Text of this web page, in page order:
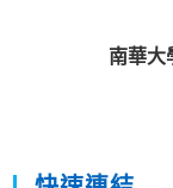
南華大